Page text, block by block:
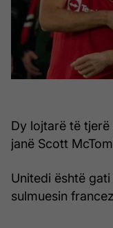
Dy lojtarë të tjerë
janë Scott
Unitedi është
sulmuesin